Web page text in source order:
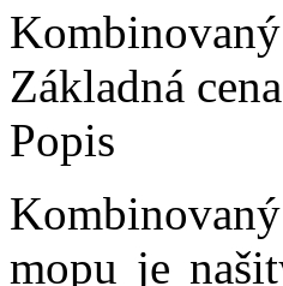
Základná cena
Popis
mopu je